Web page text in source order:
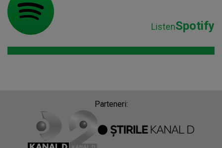
ListenSpotify
Parteneri: